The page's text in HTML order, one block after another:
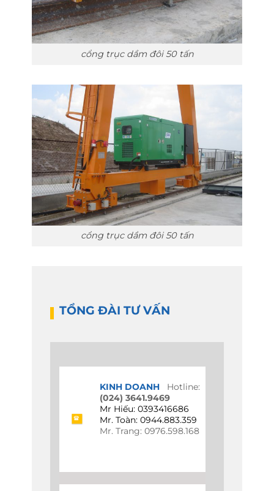
cổng trục dầm đôi 50 tấn
cổng trục dầm đôi 50 tấn
TỔNG ĐÀI TƯ VẤN
KINH DOANHHotline:
(024) 3641.9469
Mr Hiếu: 0393416686
Mr. Toàn: 0944.883.359
Mr. Trang: 0976.598.168